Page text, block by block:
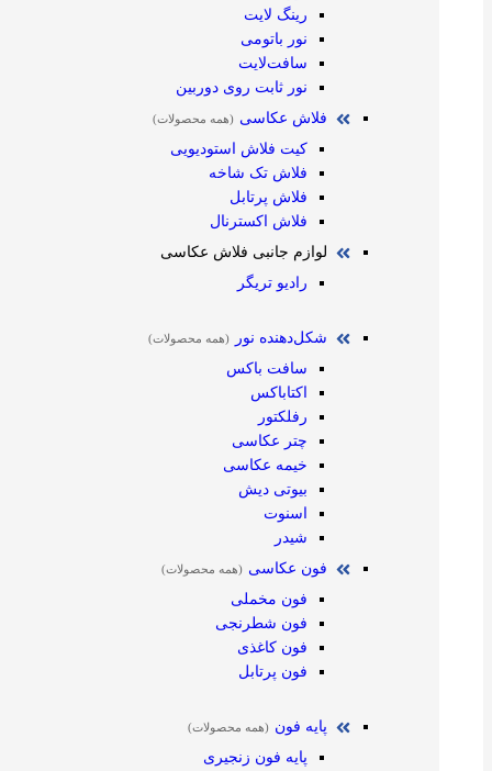
رینگ لایت
نور باتومی
سافت‌لایت
نور ثابت روی دوربین
فلاش عکاسی (همه محصولات)
کیت فلاش استودیویی
فلاش تک شاخه
فلاش پرتابل
فلاش اکسترنال
لوازم جانبی فلاش عکاسی
رادیو تریگر
شکل‌دهنده نور (همه محصولات)
سافت باکس
اکتاباکس
رفلکتور
چتر عکاسی
خیمه عکاسی
بیوتی دیش
اسنوت
شیدر
فون عکاسی (همه محصولات)
فون مخملی
فون شطرنجی
فون کاغذی
فون پرتابل
پایه فون (همه محصولات)
پایه فون زنجیری